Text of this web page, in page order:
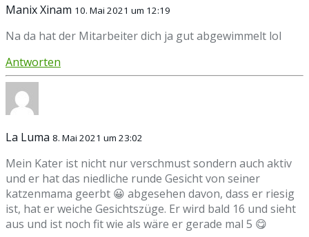
Manix Xinam 10. Mai 2021 um 12:19
Na da hat der Mitarbeiter dich ja gut abgewimmelt lol
Antworten
La Luma 8. Mai 2021 um 23:02
Mein Kater ist nicht nur verschmust sondern auch aktiv
und er hat das niedliche runde Gesicht von seiner
katzenmama geerbt 😀 abgesehen davon, dass er riesig
ist, hat er weiche Gesichtszüge. Er wird bald 16 und sieht
aus und ist noch fit wie als wäre er gerade mal 5 😋